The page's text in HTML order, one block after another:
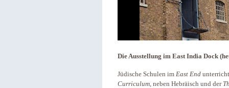
Die Ausstellung im East India Dock
Jüdische Schulen im East End
Curriculum, neben Hebräisch und der